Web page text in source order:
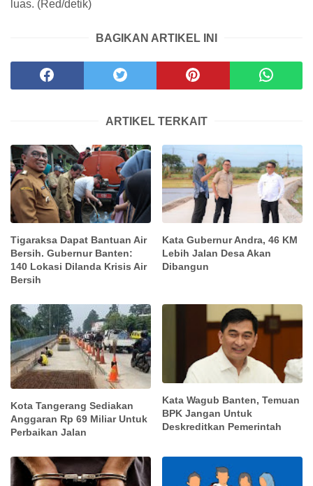
luas. (Red/detik)
BAGIKAN ARTIKEL INI
ARTIKEL TERKAIT
Tigaraksa Dapat Bantuan Air
Bersih. Gubernur Banten:
140 Lokasi Dilanda Krisis Air
Bersih
Kata Gubernur Andra, 46 KM
Lebih Jalan Desa Akan
Dibangun
Kota Tangerang Sediakan
Anggaran Rp 69 Miliar Untuk
Perbaikan Jalan
Kata Wagub Banten, Temuan
BPK Jangan Untuk
Deskreditkan Pemerintah